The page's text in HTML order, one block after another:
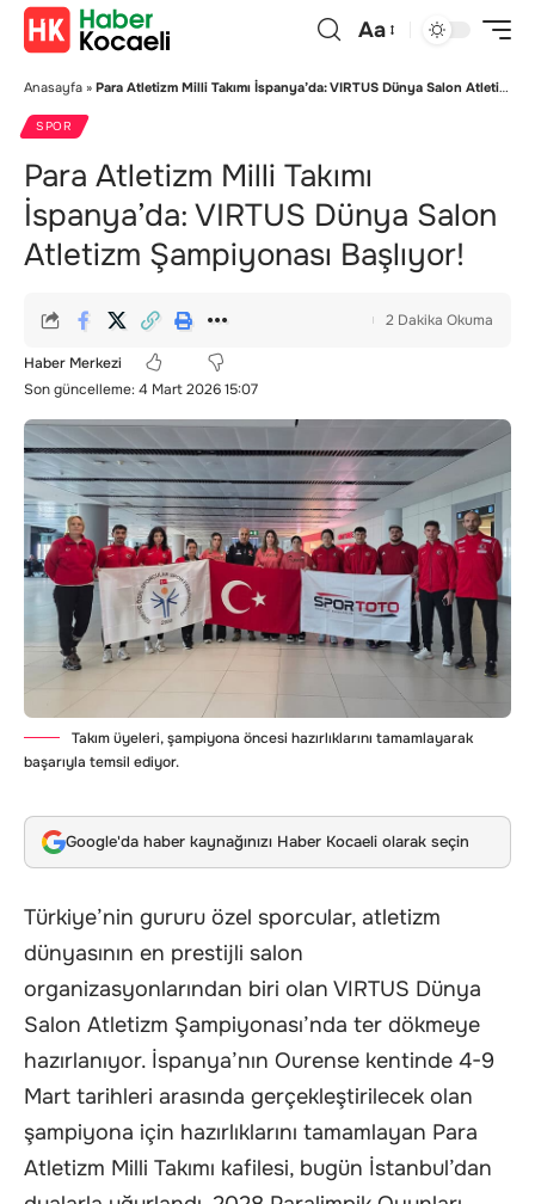
Aa
Anasayfa » Para Atletizm Milli Takımı İspanya’da: VIRTUS Dünya Salon Atletizm Şampiyonası Başlıyor!
SPOR
Para Atletizm Milli Takımı
İspanya’da: VIRTUS Dünya Salon
Atletizm Şampiyonası Başlıyor!
Son güncelleme: 4 Mart 2026 15:07
Haber Merkezi
2 Dakika Okuma
Takım üyeleri, şampiyona öncesi hazırlıklarını tamamlayarak
başarıyla temsil ediyor.
Google'da haber kaynağınızı Haber Kocaeli olarak seçin
Türkiye’nin gururu özel sporcular, atletizm
dünyasının en prestijli salon
organizasyonlarından biri olan VIRTUS Dünya
Salon Atletizm Şampiyonası’nda ter dökmeye
hazırlanıyor. İspanya’nın Ourense kentinde 4-9
Mart tarihleri arasında gerçekleştirilecek olan
şampiyona için hazırlıklarını tamamlayan Para
Atletizm Milli Takımı kafilesi, bugün İstanbul’dan